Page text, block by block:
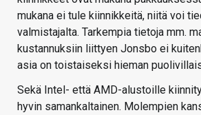
mukana ei tule kiinnikkeitä, niitä voi
valmistajalta. Tarkempia tietoja mm.
kustannuksiin liittyen Jonsbo ei
asia on toistaiseksi hieman
Sekä Intel- että AMD-alustoille
hyvin samankaltainen. Molempien